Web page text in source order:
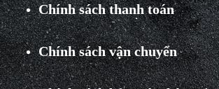
Chính sách thanh toán
Chính sách vận chuyển